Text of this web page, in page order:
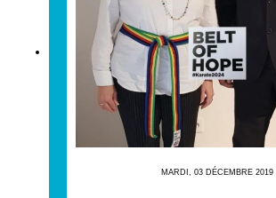
MARDI, 03 DÉCEMBRE 2019